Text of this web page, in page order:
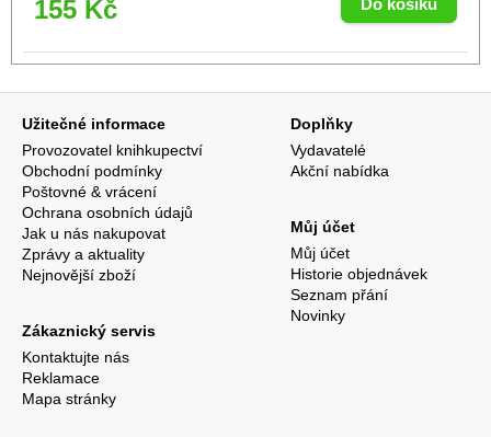
155 Kč
Užitečné informace
Provozovatel knihkupectví
Obchodní podmínky
Poštovné & vrácení
Ochrana osobních údajů
Jak u nás nakupovat
Zprávy a aktuality
Nejnovější zboží
Zákaznický servis
Kontaktujte nás
Reklamace
Mapa stránky
Doplňky
Vydavatelé
Akční nabídka
Můj účet
Můj účet
Historie objednávek
Seznam přání
Novinky